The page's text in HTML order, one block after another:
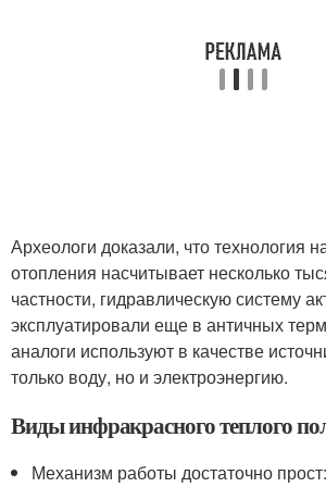
Археологи доказали, что технология
отопления насчитывает несколько
частности, гидравлическую систему
эксплуатировали еще в античных
аналоги используют в качестве
только воду, но и электроэнергию.
Виды инфракрасного теплого
Механизм работы достаточно